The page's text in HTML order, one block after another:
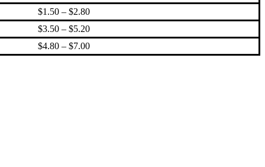
$1.50 – $2.80
$3.50 – $5.20
$4.80 – $7.00